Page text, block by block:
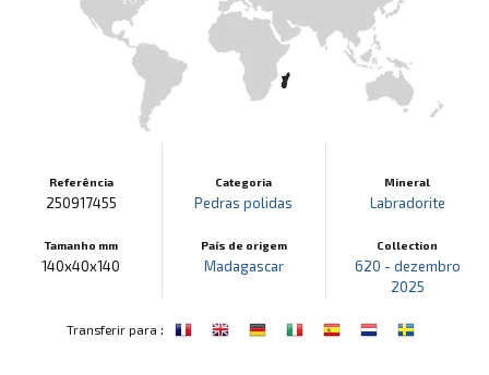
Referência
250917455
Tamanho mm
140x40x140
Categoria
Pedras polidas
País de origem
Madagascar
Mineral
Labradorite
Collection
620 - dezembro
2025
Transferir para :